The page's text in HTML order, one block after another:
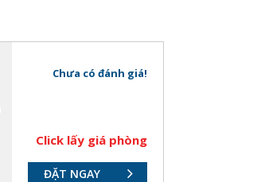
Chưa có đánh giá!
Click lấy giá phòng
ĐẶT NGAY